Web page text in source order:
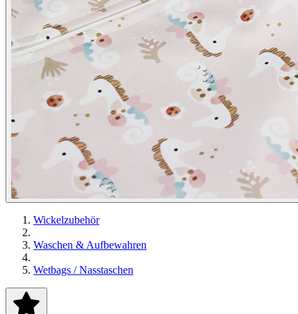
Wickelzubehör
Waschen & Aufbewahren
Wetbags / Nasstaschen